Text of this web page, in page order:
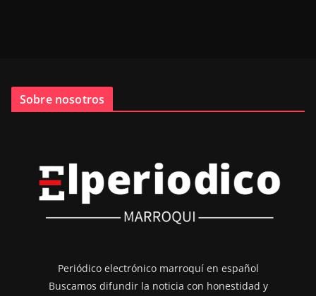
Sobre nosotros
Periódico electrónico marroquí en español
Buscamos difundir la noticia con honestidad y